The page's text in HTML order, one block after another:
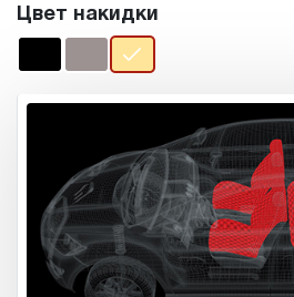
Цвет накидки